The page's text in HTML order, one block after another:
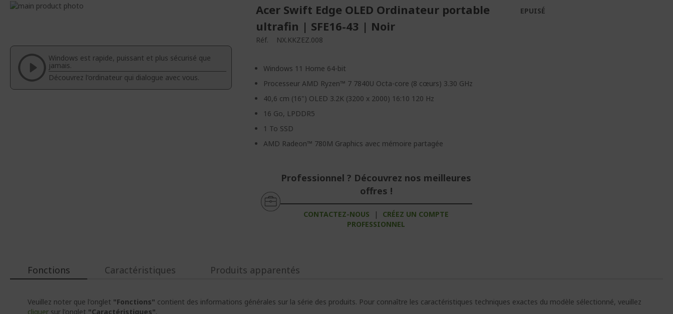
Passer
de
galerie
d’images
de
Galerie
d’images
Windows est rapide, puissant et plus sécurisé que
jamais.
Découvrez l'ordinateur qui dialogue avec vous.
Acer Swift Edge OLED Ordinateur portable
ultrafin | SFE16-43 | Noir
Réf. NX.KKZEZ.008
Windows 11 Home 64-bit
Processeur AMD Ryzen™ 7 7840U Octa-core (8 cœurs) 3.30 GHz
40,6 cm (16") OLED 3.2K (3200 x 2000) 16:10 120 Hz
16 Go, LPDDR5
1 To SSD
AMD Radeon™ 780M Graphics avec mémoire partagée
Professionnel ? Découvrez nos meilleures
offres !
CONTACTEZ-NOUS |
CRÉEZ UN COMPTE
PROFESSIONNEL
EPUISÉ
Fonctions
Veuillez noter que l'onglet "Fonctions" contient des informations générales sur la série des produits. Pour connaître les caractéristiques techniques exactes du modèle sélectionné, veuillez
cliquer sur l'onglet "Caractéristiques".
Caractéristiques Produits apparentés